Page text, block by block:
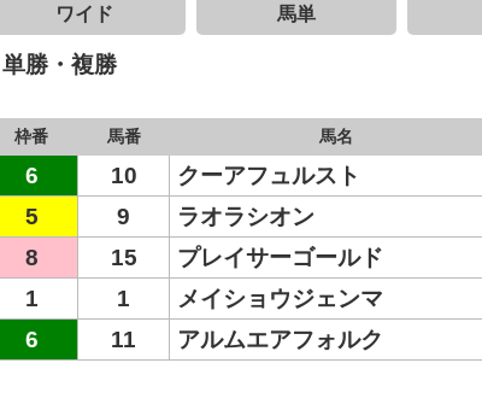
ワイド 馬単
単勝・複勝
枠番 馬番 馬名
6 10 クーアフュルスト
5
9 ラオラシオン
8
15 プレイサーゴールド
1
1 メイショウジェンマ
6
11 アルムエアフォルク